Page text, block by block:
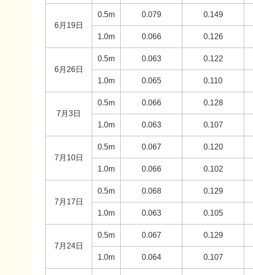
6月19日
0.5m 0.079 0.149
1.0m 0.066 0.126
6月26日
0.5m 0.063 0.122
1.0m 0.065 0.110
7月3日
0.5m 0.066 0.128
1.0m 0.063 0.107
7月10日
0.5m 0.067 0.120
1.0m 0.066 0.102
7月17日
0.5m 0.068 0.129
1.0m 0.063 0.105
7月24日
0.5m 0.067 0.129
1.0m 0.064 0.107